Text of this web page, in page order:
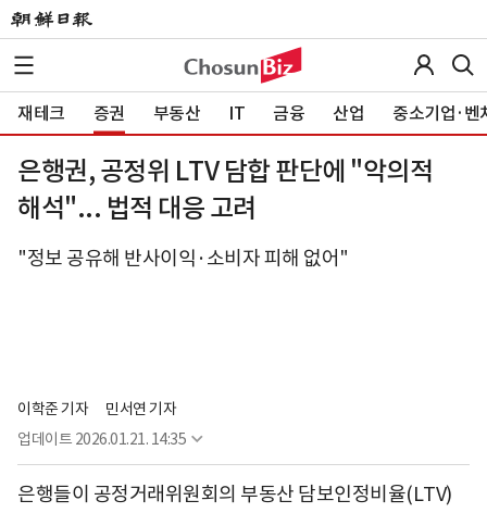
재테크 증권 부동산 IT 금융 산업 중소기업·벤
은행권, 공정위 LTV 담합 판단에 "악의적
해석"... 법적 대응 고려
"정보 공유해 반사이익·소비자 피해 없어"
이학준 기자
민서연 기자
업데이트 2026.01.21. 14:35
은행들이 공정거래위원회의 부동산 담보인정비율(LTV)